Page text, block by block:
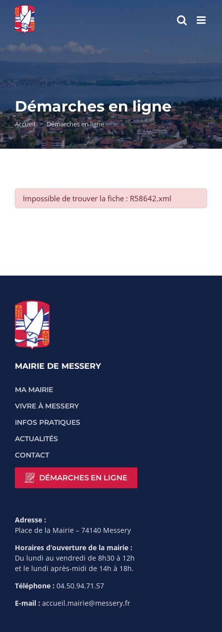
Passer
contenu
Démarches en ligne
Accueil > Démarches en ligne
Impossible de trouver la fiche : R58642.xml
MAIRIE DE MESSERY
MA MAIRIE
VIVRE À MESSERY
INFOS PRATIQUES
ACTUALITÉS
CONTACT
DÉMARCHES EN LIGNE
Adresse :
Place de la Mairie – 74140 Messery
Horaires d’ouverture de la mairie :
Du lundi au vendredi de 8h30 à 12h
et le lundi après-midi de 14h à 18h.
Téléphone : 04.50.94.71.57
E-mail : accueil.mairie@messery.fr